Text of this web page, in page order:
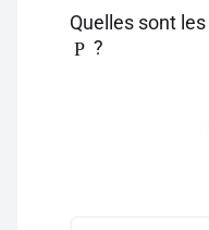
Quelles sont
P ?